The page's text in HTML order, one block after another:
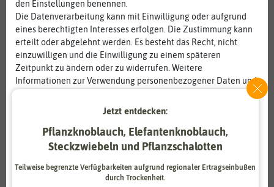
den Einstellungen benennen.
Die Datenverarbeitung kann mit Einwilligung oder aufgrund
eines berechtigten Interesses erfolgen. Die Zustimmung kann
erteilt oder abgelehnt werden. Es besteht das Recht, nicht
einzuwilligen und die Einwilligung zu einem späteren
Zeitpunkt zu ändern oder zu widerrufen. Weitere
Informationen zur Verwendung personenbezogener Daten und
Zahlungsdienstleister Marketing
Externe Medien Funktional
Jetzt entdecken:
Pflanzknoblauch, Elefantenknoblauch,
Steckzwiebeln und Pflanzschalotten
Teilweise begrenzte Verfügbarkeiten aufgrund regionaler Ertragseinbußen
durch Trockenheit.